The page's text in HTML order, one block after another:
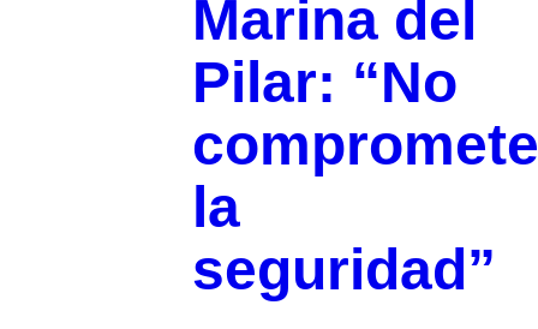
Marina del
Pilar: “No
la
seguridad”